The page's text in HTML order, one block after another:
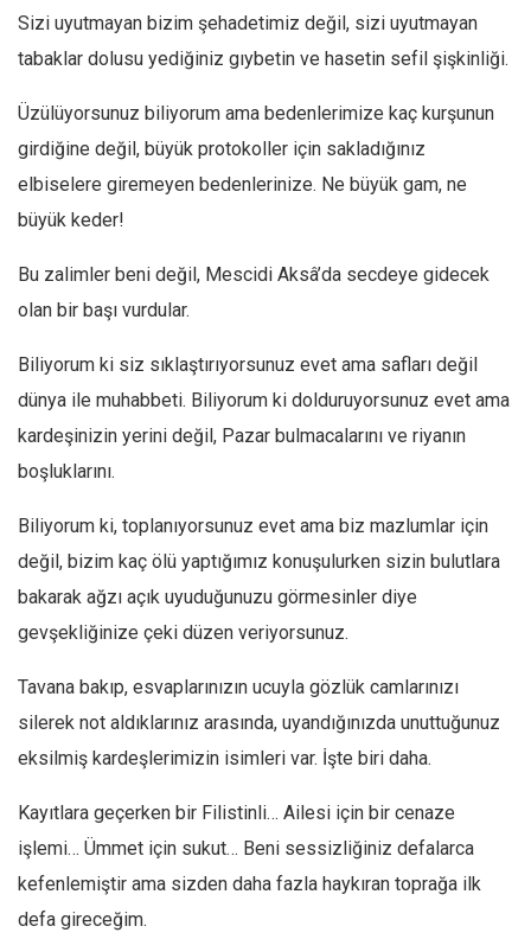
Leyla Şerif Emin
Selçuk Türkyılmaz
Abir E. Nahas
Bağdagül Öz
» Yazar arşivi
Tüm Sayılar
Kategoriler
Karisi kitap sualleri
7 soruda bu hafta
Ekonomi
Manzara
Sağlık
Gıda-Beslenme
Hayat
Türkiye
Siyaset
Dünya
Sizi uyutmayan bizim şehadetimiz değil, sizi uyutmayan
tabaklar dolusu yediğiniz gıybetin ve hasetin sefil şişkinliği.
Üzülüyorsunuz biliyorum ama bedenlerimize kaç kurşunun
girdiğine değil, büyük protokoller için sakladığınız
elbiselere giremeyen bedenlerinize. Ne büyük gam, ne
büyük keder!
Bu zalimler beni değil, Mescidi Aksâ’da secdeye gidecek
olan bir başı vurdular.
Biliyorum ki siz sıklaştırıyorsunuz evet ama safları değil
dünya ile muhabbeti. Biliyorum ki dolduruyorsunuz evet ama
kardeşinizin yerini değil, Pazar bulmacalarını ve riyanın
boşluklarını.
Biliyorum ki, toplanıyorsunuz evet ama biz mazlumlar için
değil, bizim kaç ölü yaptığımız konuşulurken sizin bulutlara
bakarak ağzı açık uyuduğunuzu görmesinler diye
gevşekliğinize çeki düzen veriyorsunuz.
Tavana bakıp, esvaplarınızın ucuyla gözlük camlarınızı
silerek not aldıklarınız arasında, uyandığınızda unuttuğunuz
eksilmiş kardeşlerimizin isimleri var. İşte biri daha.
Kayıtlara geçerken bir Filistinli… Ailesi için bir cenaze
işlemi… Ümmet için sukut… Beni sessizliğiniz defalarca
kefenlemiştir ama sizden daha fazla haykıran toprağa ilk
defa gireceğim.